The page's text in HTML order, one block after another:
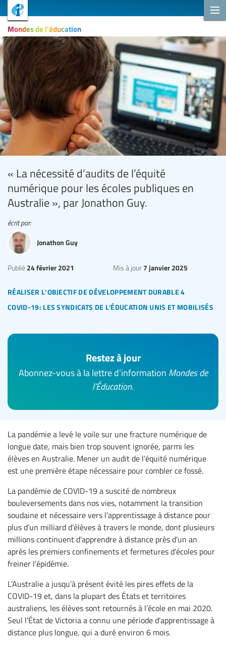
Mondes de l'éducation
« La nécessité d’audits de l’équité
numérique pour les écoles publiques en
Australie », par Jonathon Guy.
réaliser l’objectif de développement durable 4
covid-19: les syndicats de l'éducation unis et mobilisés
Publié 24 février 2021 Mis à jour 7 janvier 2025
écrit par:
Jonathon Guy
Restez à jour
Abonnez-vous à la lettre d’information Mondes de
l’Éducation.
La pandémie a levé le voile sur une fracture numérique de
longue date, mais bien trop souvent ignorée, parmi les
élèves en Australie. Mener un audit de l’équité numérique
est une première étape nécessaire pour combler ce fossé.
La pandémie de COVID-19 a suscité de nombreux
bouleversements dans nos vies, notamment la transition
soudaine et nécessaire vers l’apprentissage à distance pour
plus d’un milliard d’élèves à travers le monde, dont plusieurs
millions continuent d’apprendre à distance près d’un an
après les premiers confinements et fermetures d'écoles pour
freiner l’épidémie.
L’Australie a jusqu’à présent évité les pires effets de la
COVID-19 et, dans la plupart des États et territoires
australiens, les élèves sont retournés à l’école en mai 2020.
Seul l’État de Victoria a connu une période d’apprentissage à
distance plus longue, qui a duré environ 6 mois.